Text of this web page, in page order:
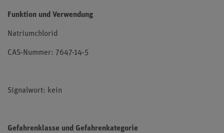
Funktion und Verwendung
Natriumchlorid
CAS-Nummer: 7647-14-5
Signalwort: kein
Gefahrenklasse und Gefahrenkategorie